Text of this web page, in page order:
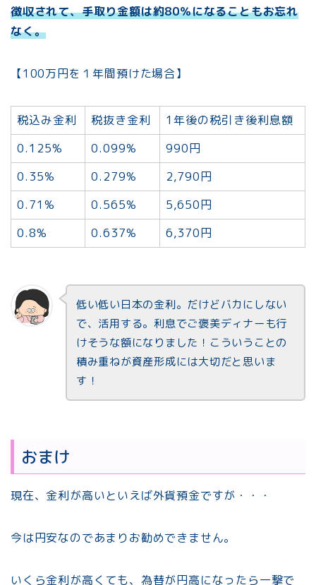
徴収されて、手取り金額は約80％になることもお忘れ
なく。
【100万円を１年間預けた場合】
税込み金利 税抜き金利
1年後の税引き後利息額
0.125%
0.099%
990円
0.35%
0.279%
2,790円
0.71%
0.565%
5,650円
0.8%
0.637% 6,370円
低い低い日本の金利。だけどバカにしない
で、活用する。利息でご褒美ディナーも行
けそうな額になりました！こういうことの
積み重ねが資産形成には大切だと思いま
す！
おまけ
現在、金利が高いといえば外貨預金ですが・・・
今は円安なのであまりお勧めできません。
いくら金利が高くても、為替が円高になったら一撃で